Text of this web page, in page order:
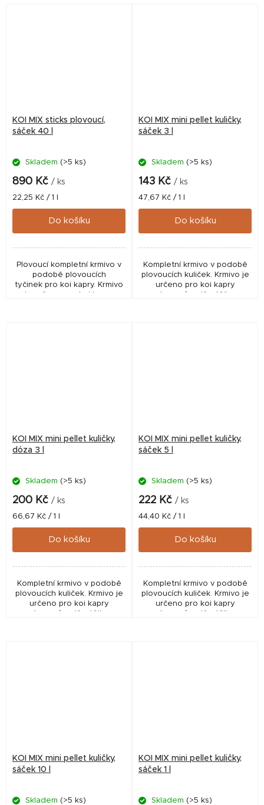
KOI MIX sticks plovoucí,
sáček 40 l
Skladem (>5 ks)
890 Kč / ks
Měrná
cena:
22,25 Kč / 1 l
Do košíku
Plovoucí kompletní krmivo v
podobě plovoucích
tyčinek pro koi kapry. Krmivo
je určeno pro koi kapry
KOI MIX mini pellet kuličky,
sáček 3 l
Skladem (>5 ks)
143 Kč / ks
Měrná
cena:
47,67 Kč / 1 l
Do košíku
Kompletní krmivo v podobě
plovoucích kuliček. Krmivo je
určeno pro koi kapry
chované nejčastěji v
KOI MIX mini pellet kuličky,
dóza 3 l
Skladem (>5 ks)
200 Kč / ks
Měrná
cena:
66,67 Kč / 1 l
Do košíku
Kompletní krmivo v podobě
plovoucích kuliček. Krmivo je
určeno pro koi kapry
KOI MIX mini pellet kuličky,
sáček 5 l
Skladem (>5 ks)
222 Kč / ks
Měrná
cena:
44,40 Kč / 1 l
Do košíku
Kompletní krmivo v podobě
plovoucích kuliček. Krmivo je
určeno pro koi kapry
KOI MIX mini pellet kuličky,
sáček 10 l
Skladem (>5 ks)
KOI MIX mini pellet kuličky,
sáček 1 l
Skladem (>5 ks)